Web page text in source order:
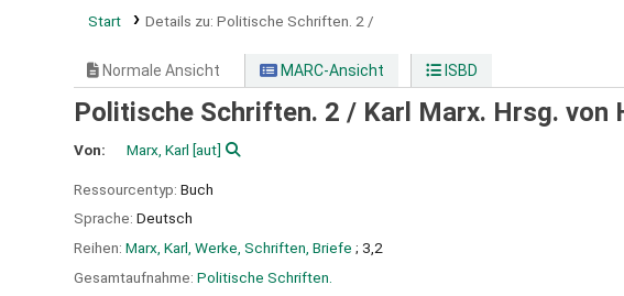
Start Details zu: Politische Schriften. 2 /
Normale Ansicht MARC-Ansicht ISBD
Politische Schriften. 2 / Karl Marx. Hrsg. von
Von: Marx, Karl [aut]
Ressourcentyp: Buch
Sprache: Deutsch
Reihen: Marx, Karl, Werke, Schriften, Briefe ; 3,2
Gesamtaufnahme: Politische Schriften.